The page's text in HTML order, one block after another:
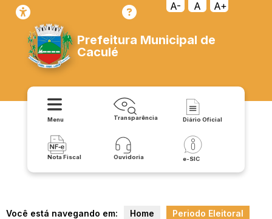
A- A A+
Prefeitura Municipal de
Caculé
Menu Transparência Diário Oficial
Nota Fiscal Ouvidoria e-SIC
Você está navegando em: Home Periodo Eleitoral